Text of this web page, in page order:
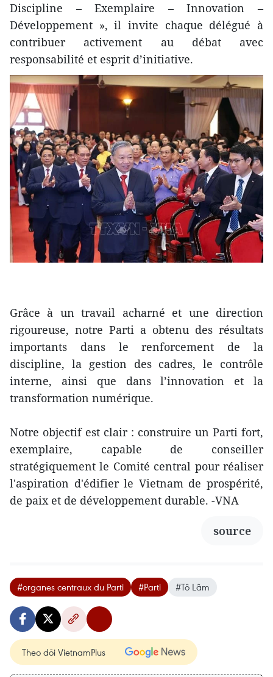
Discipline – Exemplaire – Innovation –
Développement », il invite chaque délégué à
contribuer activement au débat avec
responsabilité et esprit d’initiative.
Grâce à un travail acharné et une direction
rigoureuse, notre Parti a obtenu des résultats
importants dans le renforcement de la
discipline, la gestion des cadres, le contrôle
interne, ainsi que dans l’innovation et la
transformation numérique.
Notre objectif est clair : construire un Parti fort,
exemplaire, capable de conseiller
stratégiquement le Comité central pour réaliser
l'aspiration d'édifier le Vietnam de prospérité,
de paix et de développement durable. -VNA
source
#organes centraux du Parti #Parti #Tô Lâm
Theo dõi VietnamPlus